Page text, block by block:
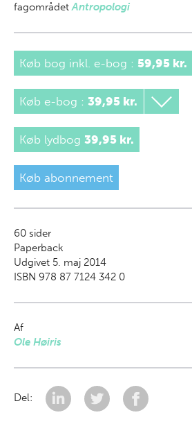
fagområdetAntropologi
Køb bog inkl. e-bog : 59,95 kr.
Køb e-bog : 39,95 kr.
Køb lydbog 39,95 kr.
Køb abonnement
60 sider
Paperback
Udgivet 5. maj 2014
ISBN 978 87 7124 342 0
Af
Ole Høiris
Del: